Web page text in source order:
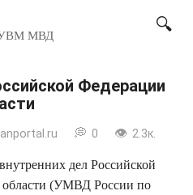
МВД
Федерации
0 2.3к.
дел Российской
(УМВД России по